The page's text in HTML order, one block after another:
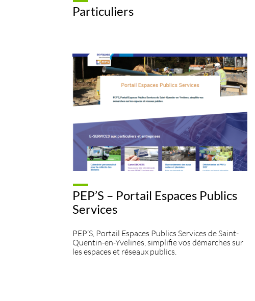
Particuliers
PEP’S – Portail Espaces Publics
Services
PEP’S, Portail Espaces Publics Services de Saint-
Quentin-en-Yvelines, simplifie vos démarches sur
les espaces et réseaux publics.​​​​